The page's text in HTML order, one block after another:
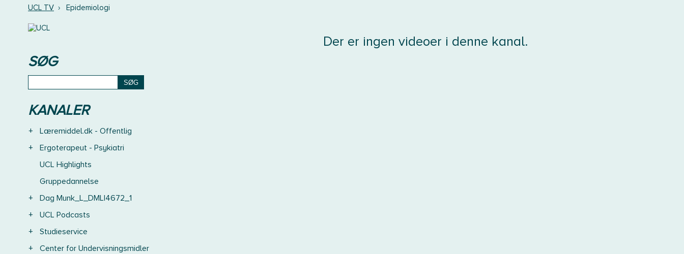
UCL TV › Epidemiologi
SØG
KANALER
+
Læremiddel.dk - Offentlig
+
Ergoterapeut - Psykiatri
UCL Highlights
Gruppedannelse
+
Dag Munk_L_DMLI4672_1
+
UCL Podcasts
+
Studieservice
+
Center for Undervisningsmidler
Der er ingen videoer i denne kanal.